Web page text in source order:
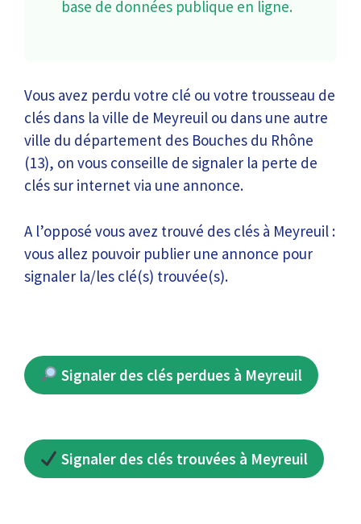
base de données publique en ligne.
Vous avez perdu votre clé ou votre trousseau de
clés dans la ville de Meyreuil ou dans une autre
ville du département des Bouches du Rhône
(13), on vous conseille de signaler la perte de
clés sur internet via une annonce.
A l’opposé vous avez trouvé des clés à Meyreuil :
vous allez pouvoir publier une annonce pour
signaler la/les clé(s) trouvée(s).
Signaler des clés perdues à Meyreuil
Signaler des clés trouvées à Meyreuil